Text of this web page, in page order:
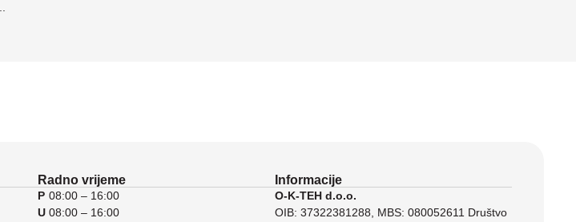
Radno vrijeme
P
U
08:00 – 16:00
08:00 – 16:00
Informacije
O-K-TEH d.o.o.
OIB: 37322381288, MBS: 080052611 Društvo